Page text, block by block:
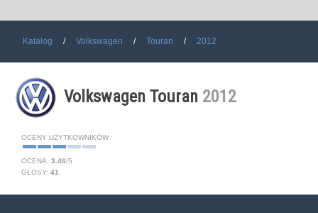
Katalog Volkswagen Touran 2012
Volkswagen Touran 2012
OCENY UŻYTKOWNIKÓW
OCENA: 3.46/5
GŁOSY: 41